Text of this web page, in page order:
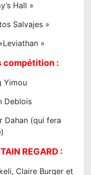
Hall »
Salvajes »
»
compétition :
Yimou
Deblois
Dahan (qui fera
REGARD :
Claire Burger et